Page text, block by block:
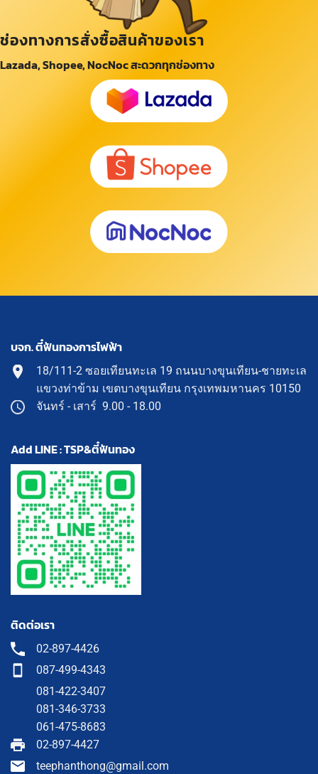
ช่องทางการสั่งซื้อสินค้าของเรา
Lazada, Shopee, NocNoc สะดวกทุกช่องทาง
บจก. ตี๋ฟันทองการไฟฟ้า
18/111-2 ซอยเทียนทะเล 19 ถนนบางขุนเทียน-ชายทะเล
แขวงท่าข้าม เขตบางขุนเทียน กรุงเทพมหานคร 10150
จันทร์ - เสาร์ 9.00 - 18.00
Add LINE : TSP&ตี๋ฟันทอง
ติดต่อเรา
02-897-4426
087-499-4343
081-422-3407
081-346-3733
061-475-8683
02-897-4427
teephanthong@gmail.com